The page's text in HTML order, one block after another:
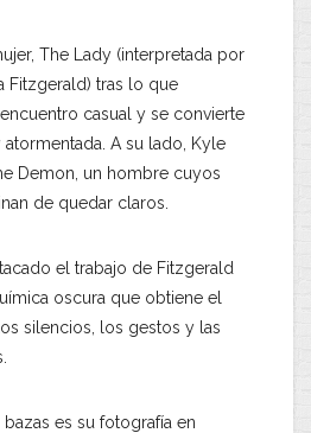
The Lady (interpretada por
Fitzgerald) tras lo que
casual y se convierte
atormentada. A su lado, Kyle
Demon, un hombre cuyos
de quedar claros.
el trabajo de Fitzgerald
oscura que obtiene el
silencios, los gestos y las
es su fotografía en